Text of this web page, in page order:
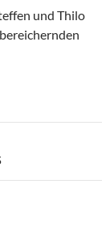
und Thilo